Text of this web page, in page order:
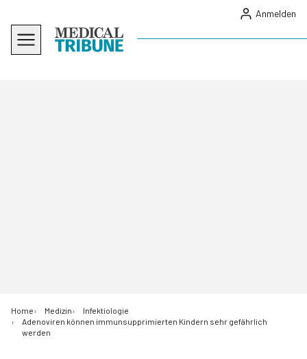
Anmelden
Home Medizin
Infektiologie
Adenoviren können immunsupprimierten Kindern sehr gefährlich
werden